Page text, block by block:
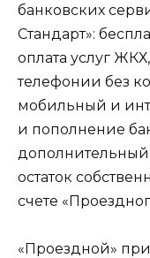
банковских
Стандарт»:
оплата услуг
телефонии без
мобильный и
и пополнение
дополнительный
остаток
счете
«Проездной»